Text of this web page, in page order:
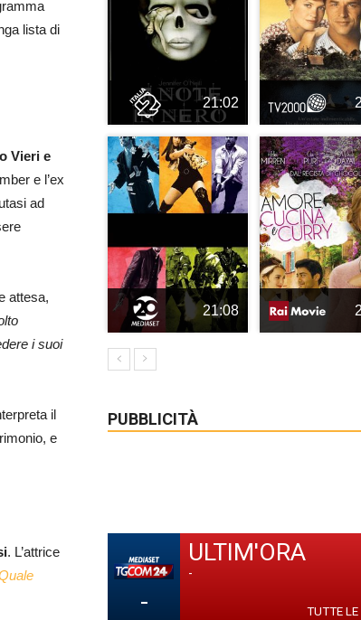
lista di
Vieri e
e l’ex
ad
attesa,
i suoi
il
e
. L’attrice
21:02
21:08
PUBBLICITÀ
-
ULTIM'ORA
-
TUTTE LE